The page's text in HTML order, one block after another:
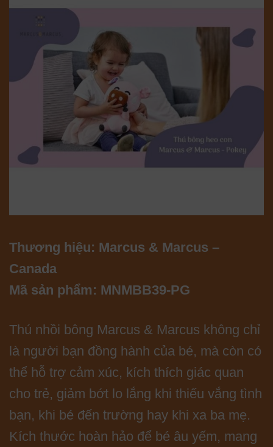
Thương hiệu: Marcus & Marcus –
Canada
Mã sản phẩm: MNMBB39-PG
Thú nhồi bông Marcus & Marcus không chỉ
là người bạn đồng hành của bé, mà còn có
thể hỗ trợ cảm xúc, kích thích giác quan
cho trẻ, giảm bớt lo lắng khi thiếu vắng tình
bạn, khi bé đến trường hay khi xa ba mẹ.
Kích thước hoàn hảo để bé âu yếm, mang